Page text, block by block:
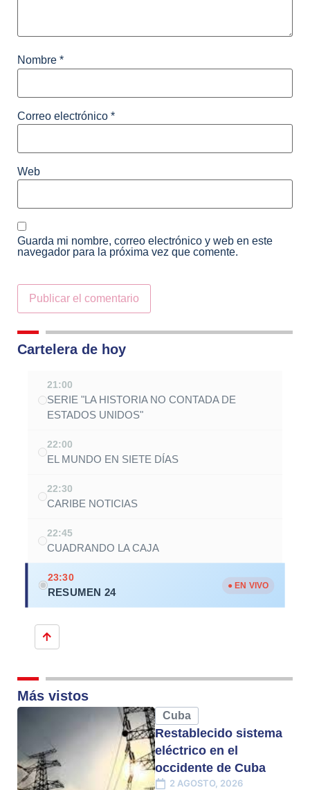
Nombre *
Correo electrónico *
Web
Guarda mi nombre, correo electrónico y web en este
navegador para la próxima vez que comente.
Alternative:
Cartelera de hoy
21:00
SERIE "LA HISTORIA NO CONTADA DE
ESTADOS UNIDOS"
22:00
EL MUNDO EN SIETE DÍAS
22:30
CARIBE NOTICIAS
22:45
CUADRANDO LA CAJA
23:30
RESUMEN 24
● EN VIVO
Más vistos
Cuba
Restablecido sistema
eléctrico en el
occidente de Cuba
2 AGOSTO, 2026